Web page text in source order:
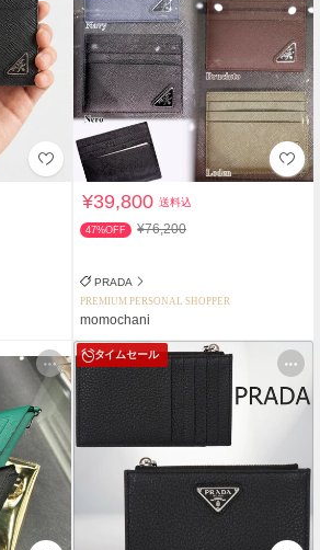
¥39,800送料込
47%OFF ¥76,200
PRADA
PREMIUM PERSONAL SHOPPER
momochani
タイムセール